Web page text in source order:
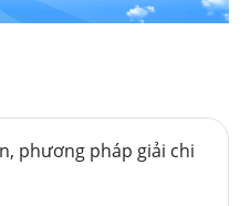
phương pháp giải chi